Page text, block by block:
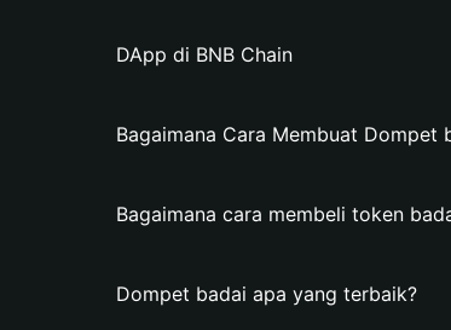
DApp di BNB Chain
Bagaimana Cara Membuat Dompet
Bagaimana cara membeli token
Dompet badai apa yang terbaik?